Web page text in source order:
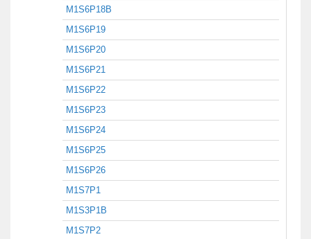
M1S6P18B
M1S6P19
M1S6P20
M1S6P21
M1S6P22
M1S6P23
M1S6P24
M1S6P25
M1S6P26
M1S7P1
M1S3P1B
M1S7P2